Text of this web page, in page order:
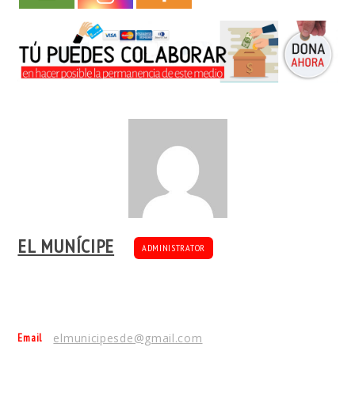
EL MUNÍCIPE ADMINISTRATOR
Email elmunicipesde@gmail.com